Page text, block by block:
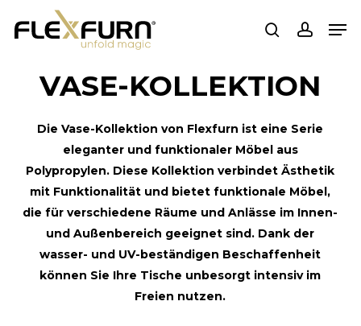
Hauptinhalt
suchen Konto
VASE-KOLLEKTION
Die Vase-Kollektion von Flexfurn ist eine Serie
eleganter und funktionaler Möbel aus
Polypropylen. Diese Kollektion verbindet Ästhetik
mit Funktionalität und bietet funktionale Möbel,
die für verschiedene Räume und Anlässe im Innen-
und Außenbereich geeignet sind. Dank der
wasser- und UV-beständigen Beschaffenheit
können Sie Ihre Tische unbesorgt intensiv im
Freien nutzen.